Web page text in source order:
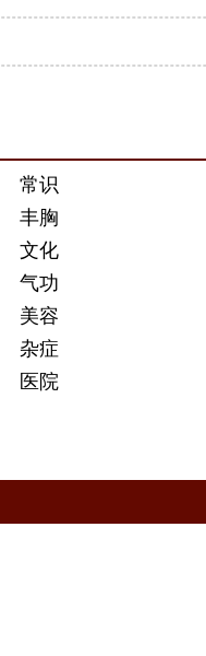
常识
丰胸
文化
气功
美容
杂症
医院